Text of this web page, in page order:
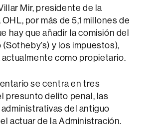
Mir, presidente de la
por más de 5,1 millones de
hay que añadir la comisión del
y los impuestos),
como propietario.
se centra en tres
presunto delito penal, las
del antiguo
actuar de la Administración.